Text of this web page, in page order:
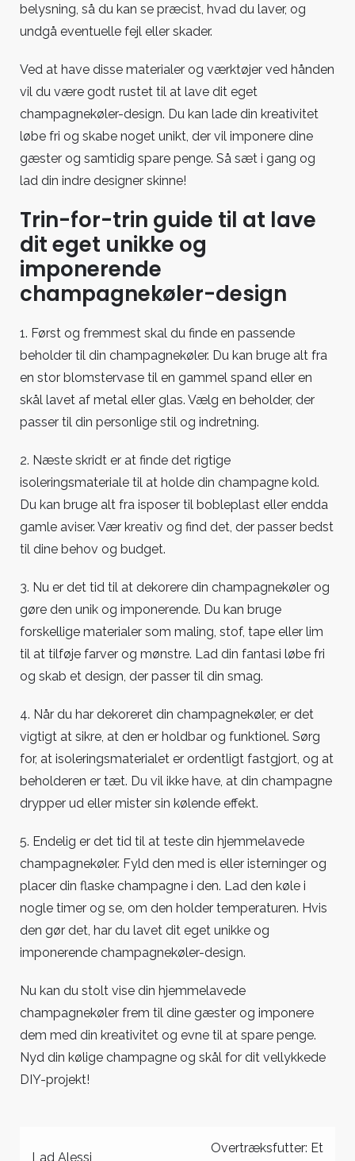
belysning, så du kan se præcist, hvad du laver, og
undgå eventuelle fejl eller skader.
Ved at have disse materialer og værktøjer ved hånden
vil du være godt rustet til at lave dit eget
champagnekøler-design. Du kan lade din kreativitet
løbe fri og skabe noget unikt, der vil imponere dine
gæster og samtidig spare penge. Så sæt i gang og
lad din indre designer skinne!
Trin-for-trin guide til at lave
dit eget unikke og
imponerende
champagnekøler-design
1. Først og fremmest skal du finde en passende
beholder til din champagnekøler. Du kan bruge alt fra
en stor blomstervase til en gammel spand eller en
skål lavet af metal eller glas. Vælg en beholder, der
passer til din personlige stil og indretning.
2. Næste skridt er at finde det rigtige
isoleringsmateriale til at holde din champagne kold.
Du kan bruge alt fra isposer til bobleplast eller endda
gamle aviser. Vær kreativ og find det, der passer bedst
til dine behov og budget.
3. Nu er det tid til at dekorere din champagnekøler og
gøre den unik og imponerende. Du kan bruge
forskellige materialer som maling, stof, tape eller lim
til at tilføje farver og mønstre. Lad din fantasi løbe fri
og skab et design, der passer til din smag.
4. Når du har dekoreret din champagnekøler, er det
vigtigt at sikre, at den er holdbar og funktionel. Sørg
for, at isoleringsmaterialet er ordentligt fastgjort, og at
beholderen er tæt. Du vil ikke have, at din champagne
drypper ud eller mister sin kølende effekt.
5. Endelig er det tid til at teste din hjemmelavede
champagnekøler. Fyld den med is eller isterninger og
placer din flaske champagne i den. Lad den køle i
nogle timer og se, om den holder temperaturen. Hvis
den gør det, har du lavet dit eget unikke og
imponerende champagnekøler-design.
Nu kan du stolt vise din hjemmelavede
champagnekøler frem til dine gæster og imponere
dem med din kreativitet og evne til at spare penge.
Nyd din kølige champagne og skål for dit vellykkede
DIY-projekt!
Indlægsnavigation
Lad Alessi
Overtræksfutter: Et